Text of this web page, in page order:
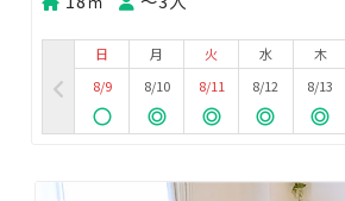
日
8/9
月
8/10
火
8/11
水
8/12
木
8/13